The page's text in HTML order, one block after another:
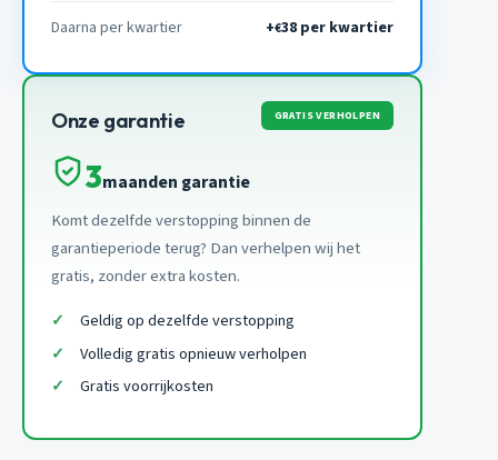
Daarna per kwartier +€38 per kwartier
Onze garantie GRATIS VERHOLPEN
3maanden garantie
Komt dezelfde verstopping binnen de
garantieperiode terug? Dan verhelpen wij het
gratis, zonder extra kosten.
Geldig op dezelfde verstopping
Volledig gratis opnieuw verholpen
Gratis voorrijkosten